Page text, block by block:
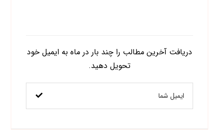
دریافت آخرین مطالب را چند بار در ماه به ایمیل خود
تحویل دهید.